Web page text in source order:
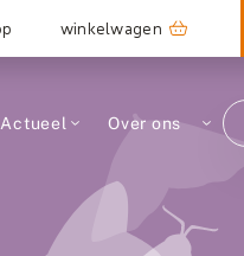
winkelwagen
Actueel Over ons